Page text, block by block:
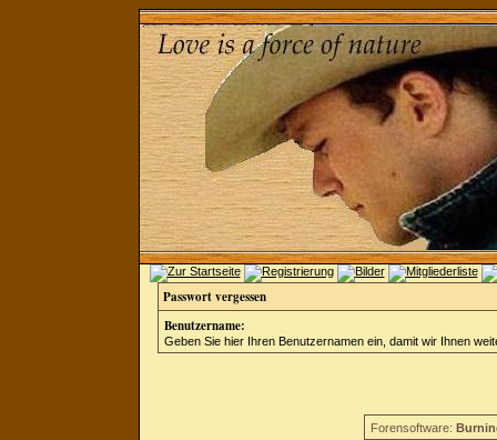
Passwort vergessen
Benutzername:
Geben Sie hier Ihren Benutzernamen ein, damit wir Ihnen
Forensoftware: